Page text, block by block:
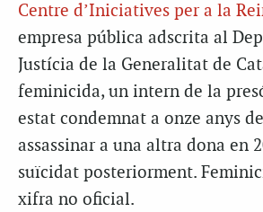
Centre d’Iniciatives per a la
empresa pública adscrita al
Justícia de la Generalitat de
feminicida, un intern de la
estat condemnat a onze anys
assassinar a una altra dona en
suïcidat posteriorment.
xifra no oficial.